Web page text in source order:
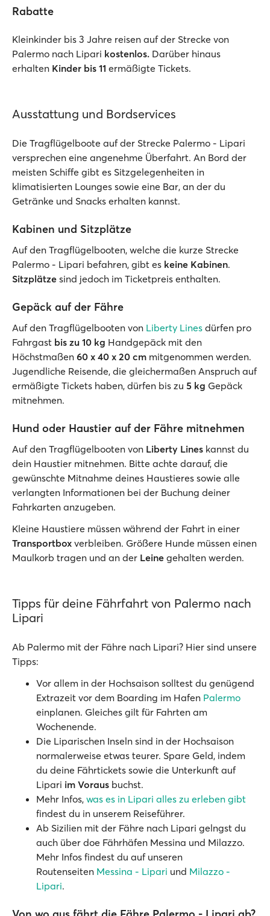
Rabatte
Kleinkinder bis 3 Jahre reisen auf der Strecke von
Palermo nach Lipari kostenlos. Darüber hinaus
erhalten Kinder bis 11 ermäßigte Tickets.
Ausstattung und Bordservices
Die Tragflügelboote auf der Strecke Palermo - Lipari
versprechen eine angenehme Überfahrt. An Bord der
meisten Schiffe gibt es Sitzgelegenheiten in
klimatisierten Lounges sowie eine Bar, an der du
Getränke und Snacks erhalten kannst.
Kabinen und Sitzplätze
Auf den Tragflügelbooten, welche die kurze Strecke
Palermo - Lipari befahren, gibt es keine Kabinen.
Sitzplätze sind jedoch im Ticketpreis enthalten.
Gepäck auf der Fähre
Auf den Tragflügelbooten von Liberty Lines dürfen pro
Fahrgast bis zu 10 kg Handgepäck mit den
Höchstmaßen 60 x 40 x 20 cm mitgenommen werden.
Jugendliche Reisende, die gleichermaßen Anspruch auf
ermäßigte Tickets haben, dürfen bis zu 5 kg Gepäck
mitnehmen.
Hund oder Haustier auf der Fähre mitnehmen
Auf den Tragflügelbooten von Liberty Lines kannst du
dein Haustier mitnehmen. Bitte achte darauf, die
gewünschte Mitnahme deines Haustieres sowie alle
verlangten Informationen bei der Buchung deiner
Fahrkarten anzugeben.
Kleine Haustiere müssen während der Fahrt in einer
Transportbox verbleiben. Größere Hunde müssen einen
Maulkorb tragen und an der Leine gehalten werden.
Tipps für deine Fährfahrt von Palermo nach
Lipari
Ab Palermo mit der Fähre nach Lipari? Hier sind unsere
Tipps:
Vor allem in der Hochsaison solltest du genügend
Extrazeit vor dem Boarding im Hafen Palermo
einplanen. Gleiches gilt für Fahrten am
Wochenende.
Die Liparischen Inseln sind in der Hochsaison
normalerweise etwas teurer. Spare Geld, indem
du deine Fährtickets sowie die Unterkunft auf
Lipari im Voraus buchst.
Mehr Infos, was es in Lipari alles zu erleben gibt
findest du in unserem Reiseführer.
Ab Sizilien mit der Fähre nach Lipari gelngst du
auch über doe Fährhäfen Messina und Milazzo.
Mehr Infos findest du auf unseren
Routenseiten Messina - Lipari und Milazzo -
Lipari.